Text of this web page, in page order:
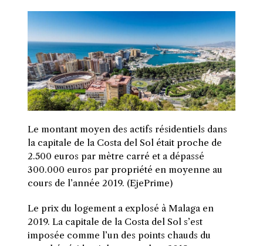
Le montant moyen des actifs résidentiels dans
la capitale de la Costa del Sol était proche de
2.500 euros par mètre carré et a dépassé
300.000 euros par propriété en moyenne au
cours de l’année 2019. (EjePrime)
Le prix du logement a explosé à Malaga en
2019. La capitale de la Costa del Sol s’est
imposée comme l’un des points chauds du